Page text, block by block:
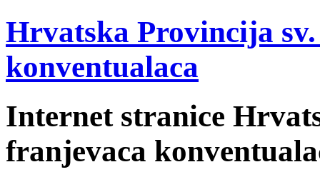
Hrvatska Provincija
konventualaca
Internet stranice
franjevaca